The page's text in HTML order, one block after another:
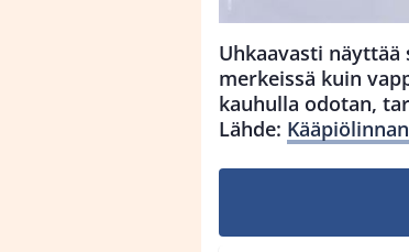
Uhkaavasti
merkeissä kuin
kauhulla odotan,
Lähde: